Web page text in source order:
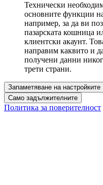
Технически
основните функции
например, за да ви
пазарската кошница
клиентски акаунт.
направим каквито и
получени данни
трети страни.
Запаметяване на настройките
Само задължителните
Политика за поверителност